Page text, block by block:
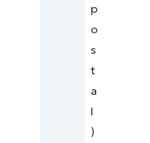
p
o
s
t
a
l
)